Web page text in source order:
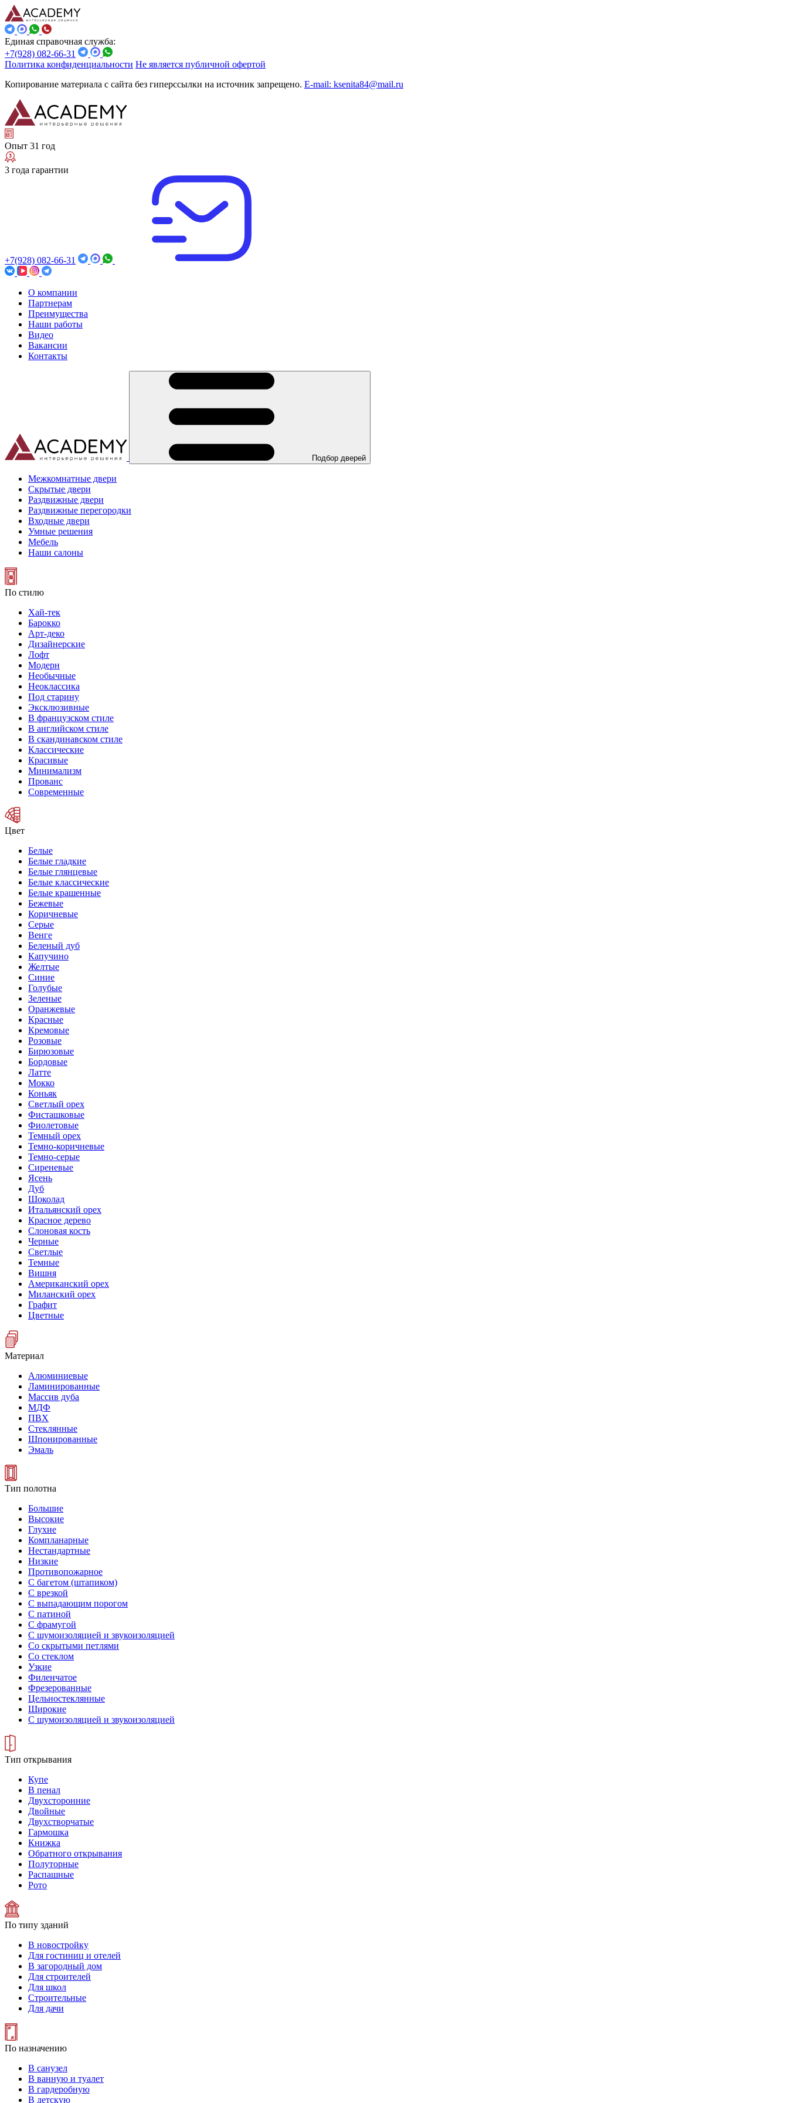
Единая справочная служба:
+7(928) 082-66-31
Политика конфиденциальности Не является публичной офертой
Копирование материала с сайта без гиперссылки на источник запрещено. E-mail: ksenita84@mail.ru
Опыт 31 год
3 года гарантии
+7(928) 082-66-31
О компании
Партнерам
Преимущества
Наши работы
Видео
Вакансии
Контакты
Подбор дверей
Межкомнатные двери
Скрытые двери
Раздвижные двери
Раздвижные перегородки
Входные двери
Умные решения
Мебель
Наши салоны
По стилю
Хай-тек
Барокко
Арт-деко
Дизайнерские
Лофт
Модерн
Необычные
Неоклассика
Под старину
Эксклюзивные
В французском стиле
В английском стиле
В скандинавском стиле
Классические
Красивые
Минимализм
Прованс
Современные
Цвет
Белые
Белые гладкие
Белые глянцевые
Белые классические
Белые крашенные
Бежевые
Коричневые
Серые
Венге
Беленый дуб
Капучино
Желтые
Синие
Голубые
Зеленые
Оранжевые
Красные
Кремовые
Розовые
Бирюзовые
Бордовые
Латте
Мокко
Коньяк
Светлый орех
Фисташковые
Фиолетовые
Темный орех
Темно-коричневые
Темно-серые
Сиреневые
Ясень
Дуб
Шоколад
Итальянский орех
Красное дерево
Слоновая кость
Черные
Светлые
Темные
Вишня
Американский орех
Миланский орех
Графит
Цветные
Материал
Алюминиевые
Ламинированные
Массив дуба
МДФ
ПВХ
Стеклянные
Шпонированные
Эмаль
Тип полотна
Большие
Высокие
Глухие
Компланарные
Нестандартные
Низкие
Противопожарное
С багетом (штапиком)
С врезкой
С выпадающим порогом
С патиной
С фрамугой
С шумоизоляцией и звукоизоляцией
Со скрытыми петлями
Со стеклом
Узкие
Филенчатое
Фрезерованные
Цельностеклянные
Широкие
С шумоизоляцией и звукоизоляцией
Тип открывания
Купе
В пенал
Двухсторонние
Двойные
Двухстворчатые
Гармошка
Книжка
Обратного открывания
Полуторные
Распашные
Рото
По типу зданий
В новостройку
Для гостиниц и отелей
В загородный дом
Для строителей
Для школ
Строительные
Для дачи
По назначению
В санузел
В ванную и туалет
В гардеробную
В детскую